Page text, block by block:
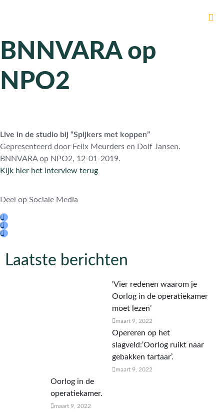
BNNVARA op
NPO2
Live in de studio bij “Spijkers met koppen”
Gepresenteerd door Felix Meurders en Dolf Jansen.
BNNVARA op NPO2, 12-01-2019.
Kijk hier het interview terug
Deel op Sociale Media
Laatste berichten
‘Vier redenen waarom je
Oorlog in de operatiekamer
moet lezen’
maart 9, 2022
Opereren op het
slagveld:‘Oorlog ruikt naar
gebakken tartaar’.
maart 9, 2022
Oorlog in de
operatiekamer.
maart 9, 2022